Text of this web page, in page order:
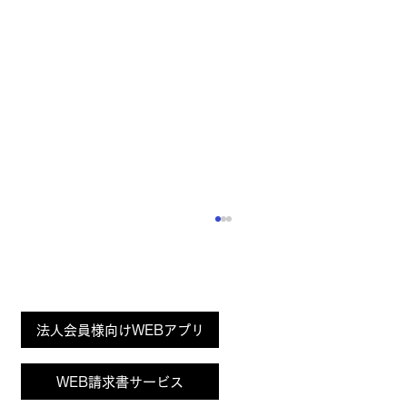
法人会員様向けWEBアプリ
WEB請求書サービス